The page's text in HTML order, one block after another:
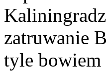
zatruwanie
tyle bowiem